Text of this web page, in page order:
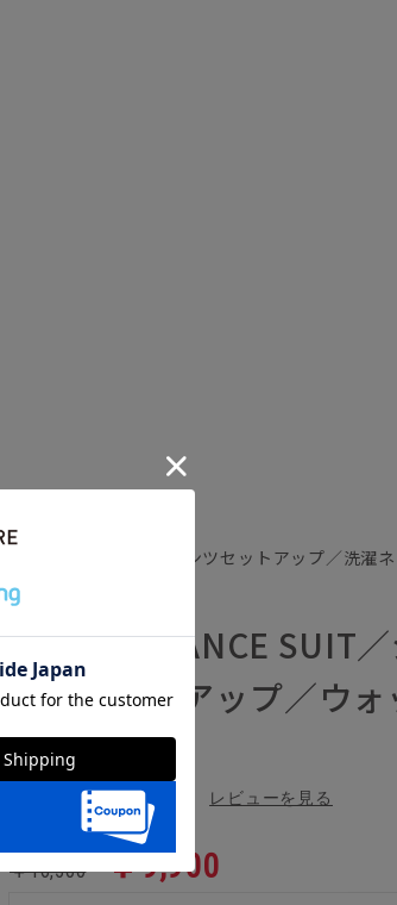
春夏／ジャケット＆パンツセットアップ／洗濯
1652063-ZA
PERFORMANCE SUIT
ンツセットアップ／ウ
上げ済み
4.2 レビューを見る
￥16,500 ￥9,900